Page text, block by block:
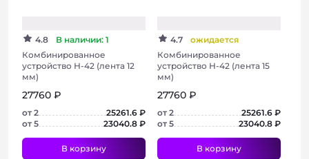
4.8
В наличии: 1
Комбинированное
устройство Н-42 (лента 12
мм)
27760 ₽
от 2
25261.6 ₽
от 5
23040.8 ₽
В корзину
4.7
ожидается
Комбинированное
устройство Н-42 (лента 15
мм)
27760 ₽
от 2
25261.6 ₽
от 5
23040.8 ₽
В корзину